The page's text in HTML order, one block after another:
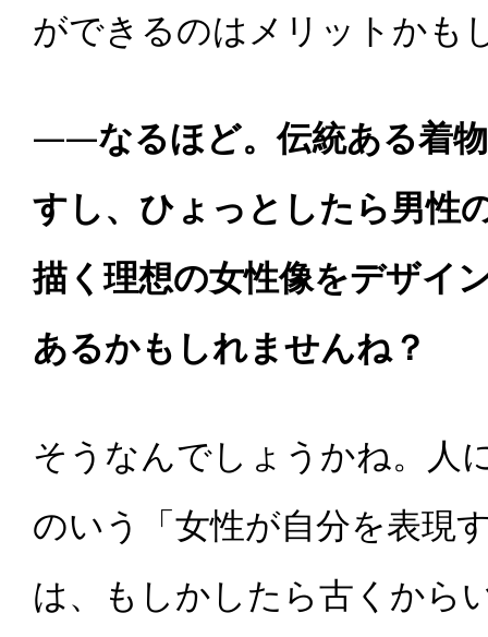
ができるのはメリットかも
――なるほど。伝統ある着
すし、ひょっとしたら男性
描く理想の女性像をデザイ
あるかもしれませんね？
そうなんでしょうかね。人
のいう「女性が自分を表現
は、もしかしたら古くから